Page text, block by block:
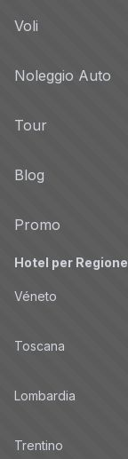
Voli
Noleggio Auto
Tour
Blog
Promo
Hotel per Regione
Véneto
Toscana
Lombardia
Trentino